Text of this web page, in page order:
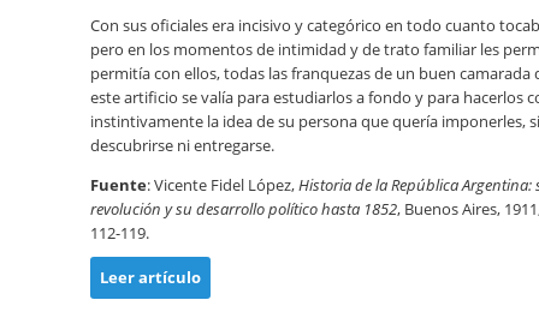
Con sus oficiales era incisivo y categórico en todo cuanto
pero en los momentos de intimidad y de trato familiar les
permitía con ellos, todas las franquezas de un buen camarada
este artificio se valía para estudiarlos a fondo y para hacerlos
instintivamente la idea de su persona que quería imponerles,
descubrirse ni entregarse.
Fuente: Vicente Fidel López,Historia de la República Argentina:
revolución y su desarrollo político hasta 1852, Buenos Aires,
112-119.
Leer artículo